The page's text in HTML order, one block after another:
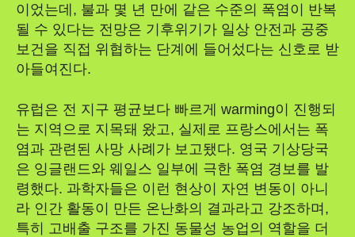
이었는데, 불과 몇 년 만에 같은 수준의 폭염이 반복
될 수 있다는 전망은 기후위기가 일상 안전과 공중
보건을 직접 위협하는 단계에 들어섰다는 신호로 받
아들여진다.
유럽은 전 지구 평균보다 빠르게 warming이 진행되
는 지역으로 지목돼 왔고, 실제로 프랑스에서는 폭
염과 관련된 사망 사례가 보고됐다. 영국 기상당국
은 잉글랜드와 웨일스 일부에 극한 폭염 경보를 발
령했다. 과학자들은 이런 현상이 자연 변동이 아니
라 인간 활동이 만든 온난화의 결과라고 강조하며,
특히 고배출 구조를 가진 동물성 농업의 역할을 더